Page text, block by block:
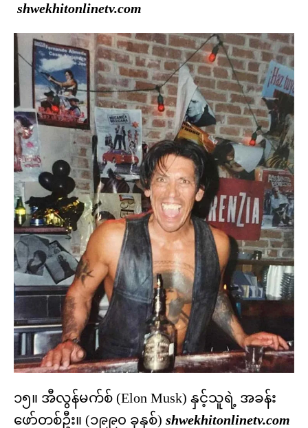
shwekhitonlinetv.com
၁၅။ အီလွန်မက်စ် (Elon Musk) နှင့်သူရဲ့ အခန်း
ဖော်တစ်ဦး။ (၁၉၉၀ ခုနှစ်) shwekhitonlinetv.com